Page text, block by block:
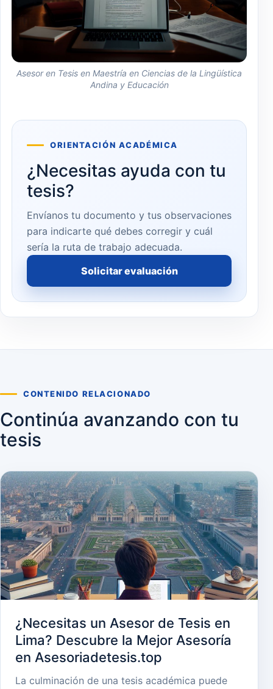
Asesor en Tesis en Maestría en Ciencias de la Lingüística
Andina y Educación
ORIENTACIÓN ACADÉMICA
¿Necesitas ayuda con tu
tesis?
Envíanos tu documento y tus observaciones
para indicarte qué debes corregir y cuál
sería la ruta de trabajo adecuada.
Solicitar evaluación
CONTENIDO RELACIONADO
Continúa avanzando con tu
tesis
¿Necesitas un Asesor de Tesis en
Lima? Descubre la Mejor Asesoría
en Asesoriadetesis.top
La culminación de una tesis académica puede